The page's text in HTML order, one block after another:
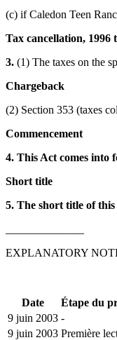
(c) if Caledon Teen
Tax cancellation, 1996
3. (1) The taxes on the
Chargeback
(2) Section 353 (taxes
Commencement
4. This Act comes into
Short title
5. The short title of this
EXPLANATORY
Date Étape du
9 juin 2003 -
9 juin 2003 Première